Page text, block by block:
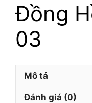
Đồng
03
Mô tả
Đánh giá (0)